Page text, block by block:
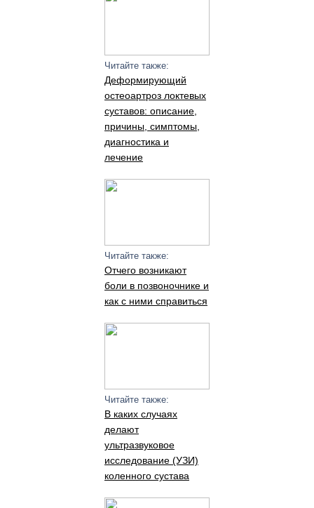
Читайте также:
Деформирующий
остеоартроз локтевых
суставов: описание,
причины, симптомы,
диагностика и
лечение
Читайте также:
Отчего возникают
боли в позвоночнике и
как с ними справиться
Читайте также:
В каких случаях
делают
ультразвуковое
исследование (УЗИ)
коленного сустава